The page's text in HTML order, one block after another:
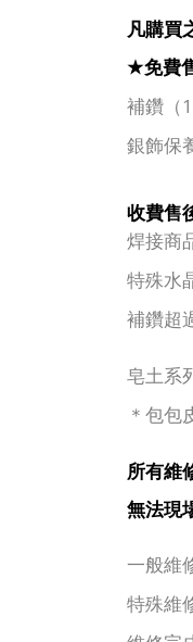
凡購買
★免費
補鑽（
銀飾保
收費售
焊接商
特殊水
補鑽超
皂土系
＊包包
所有維
無法現
一般維
特殊維